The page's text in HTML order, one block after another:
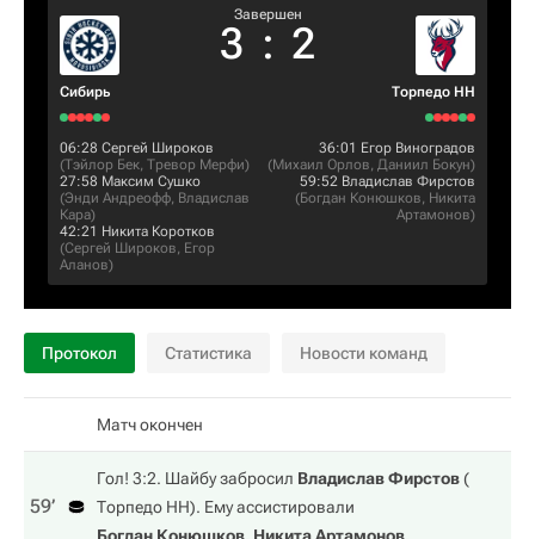
Сибирь
Завершен
3 : 2
Торпедо НН
06:28 Сергей Широков
(Тэйлор Бек, Тревор Мерфи)
27:58 Максим Сушко
(Энди Андреофф, Владислав
Кара)
42:21 Никита Коротков
(Сергей Широков, Егор
Аланов)
36:01 Егор Виноградов
(Михаил Орлов, Даниил Бокун)
59:52 Владислав Фирстов
(Богдан Конюшков, Никита
Артамонов)
Протокол Статистика Новости команд
Матч окончен
59‎’‎
Гол! 3:2. Шайбу забросил Владислав Фирстов(
Торпедо НН). Ему ассистировали